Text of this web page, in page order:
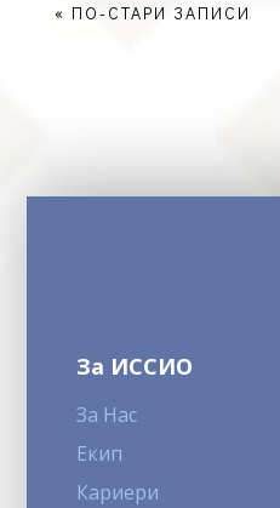
« ПО-СТАРИ ЗАПИСИ
За ИССИО
За Нас
Екип
Кариери